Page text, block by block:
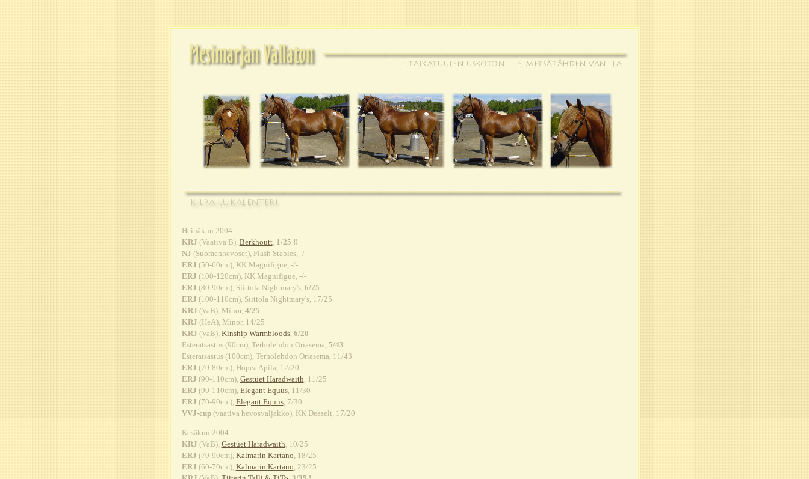
Heinäkuu 2004
KRJ (Vaativa B), Berkhoutt, 1/25 !!
NJ (Suomenhevoset), Flash Stables, -/-
ERJ (50-60cm), KK Magnifigue, -/-
ERJ (100-120cm), KK Magnifigue, -/-
ERJ (80-90cm), Siittola Nightmary's, 6/25
ERJ (100-110cm), Siittola Nightmary's, 17/25
KRJ (VaB), Minor, 4/25
KRJ (HeA), Minor, 14/25
KRJ (VaB), Kinship Warmbloods, 6/20
Esteratsastus (90cm), Terholehdon Oriasema, 5/43
Esteratsastus (100cm), Terholehdon Oriasema, 11/43
ERJ (70-80cm), Hopea Apila, 12/20
ERJ (90-110cm), Gestüet Haradwaith, 11/25
ERJ (90-110cm), Elegant Equus, 11/30
ERJ (70-90cm), Elegant Equus, 7/30
VVJ-cup(vaativa hevosvaljakko), KK Deaselt, 17/20
Kesäkuu 2004
KRJ (VaB), Gestüet Haradwaith, 10/25
ERJ (70-90cm), Kalmarin Kartano, 18/25
ERJ (60-70cm), Kalmarin Kartano, 23/25